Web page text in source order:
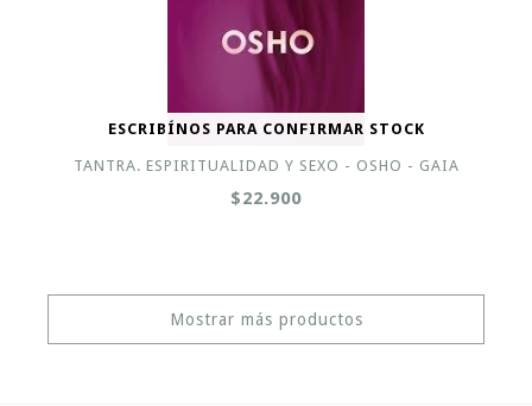
ESCRIBÍNOS PARA CONFIRMAR STOCK
TANTRA. ESPIRITUALIDAD Y SEXO - OSHO - GAIA
$22.900
Mostrar más productos